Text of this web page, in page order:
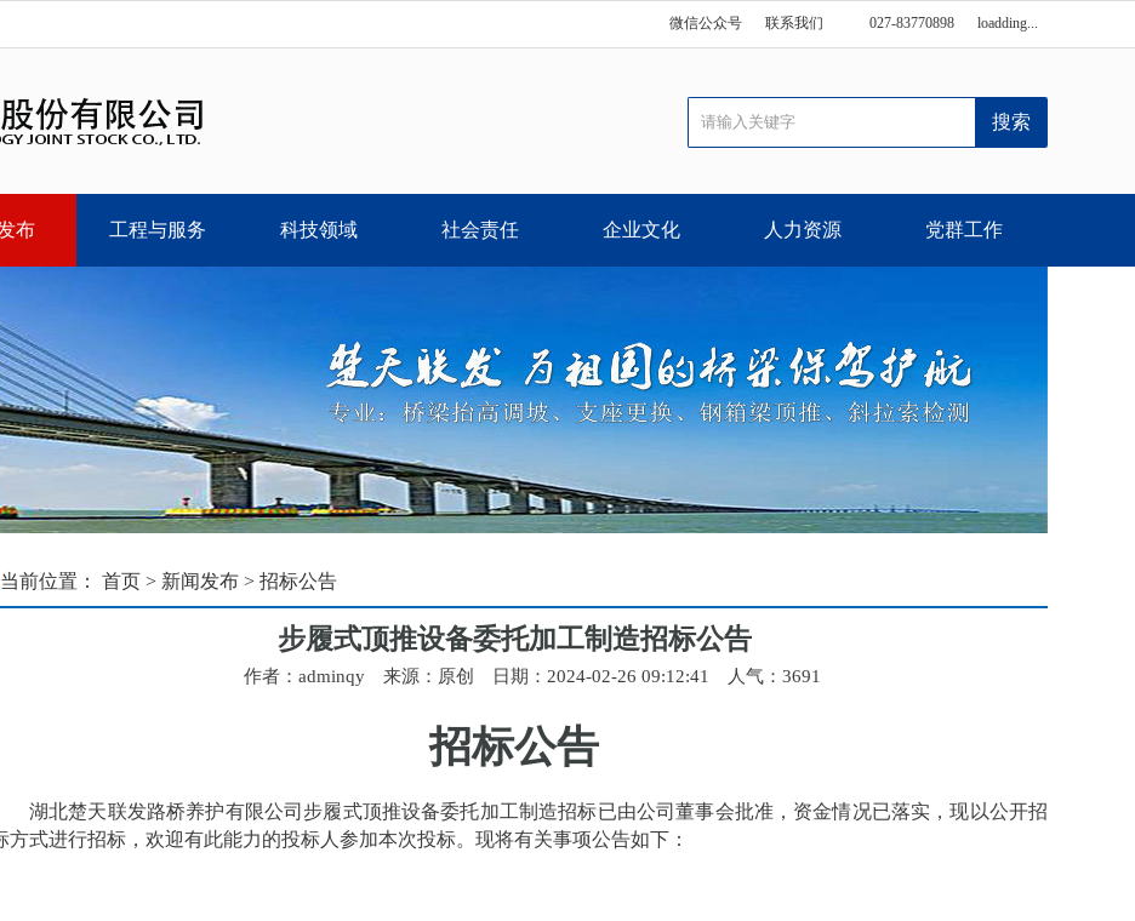
微信公众号 联系我们 027-83770898 loadding...
布 工程与服务 科技领域 社会责任 企业文化 人力资源 党群工作
当前位置： 首页 > 新闻发布 > 招标公告
步履式顶推设备委托加工制造招标公告
作者：adminqy 来源：原创 日期：2024-02-26 09:12:41 人气： 3691
招标公告
湖北楚天联发路桥养护有限公司 步履式顶推设备委托加工制造招标已由公司董事会批准，资金情况已落实，现以公开招
方式进行招标 ，欢迎有此能力的投标人 参加本次投标。 现将有关事项公告如下：